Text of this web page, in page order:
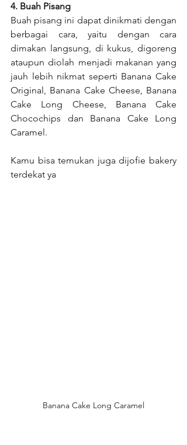
4. Buah Pisang
Buah pisang ini dapat dinikmati dengan
berbagai cara, yaitu dengan cara
dimakan langsung, di kukus, digoreng
ataupun diolah menjadi makanan yang
jauh lebih nikmat seperti Banana Cake
Original, Banana Cake Cheese, Banana
Cake Long Cheese, Banana Cake
Chocochips dan Banana Cake Long
Caramel.
Kamu bisa temukan juga dijofie bakery
terdekat ya
Banana Cake Long Caramel